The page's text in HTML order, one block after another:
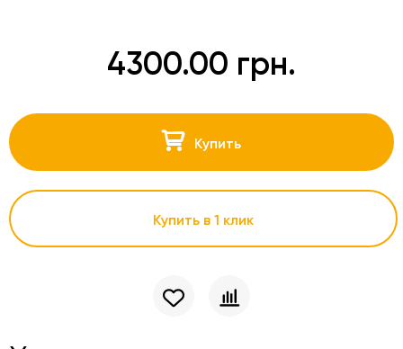
4300.00 грн.
Купить
Купить в 1 клик